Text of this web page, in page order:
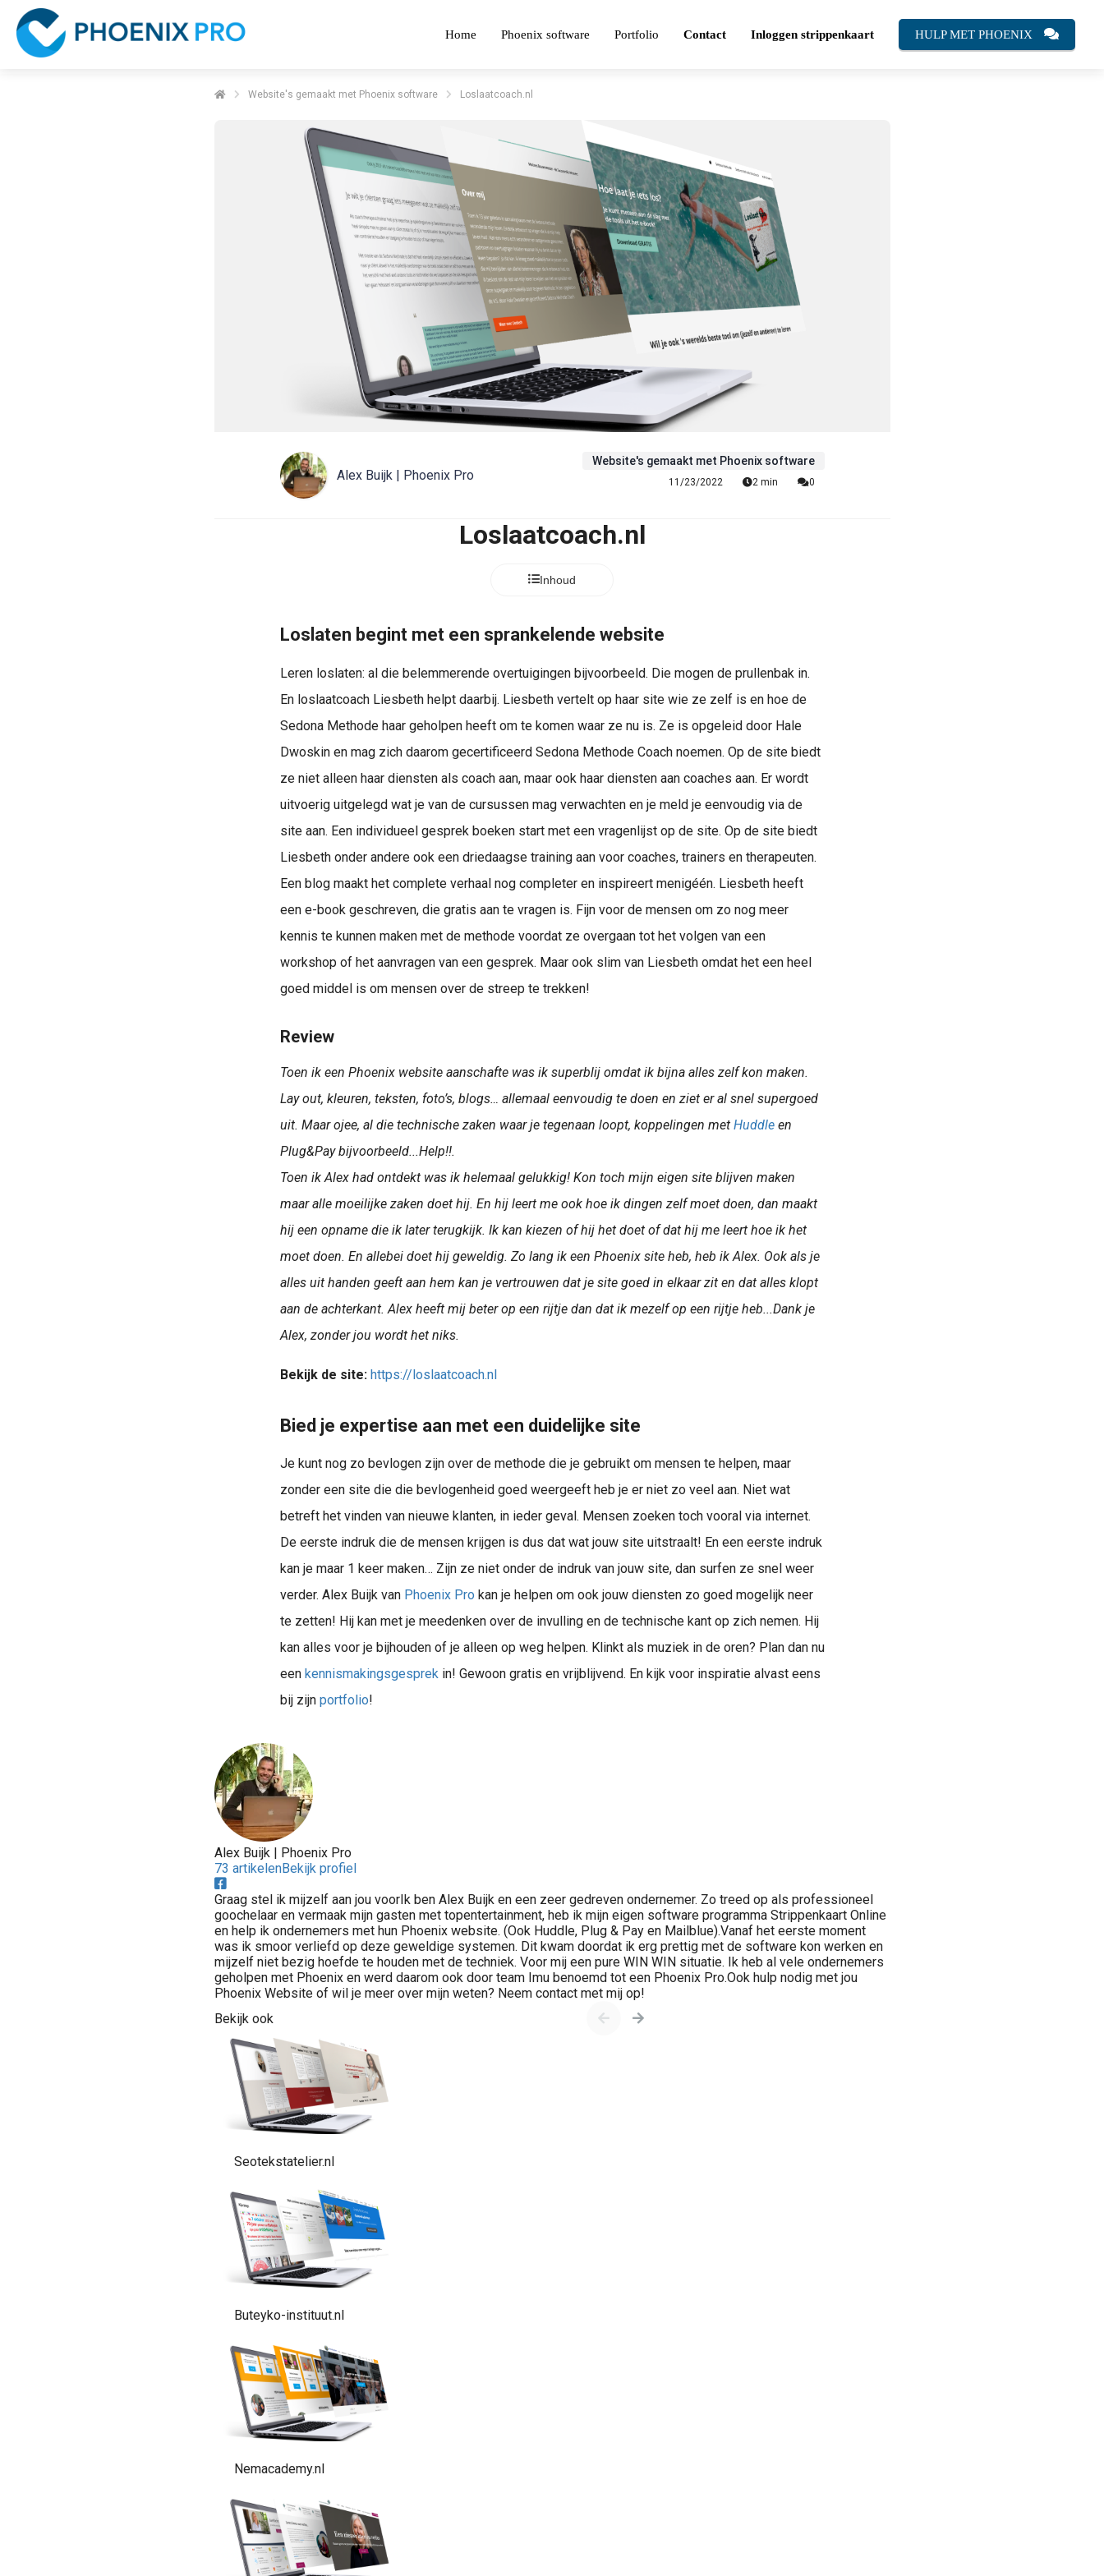
Home Phoenix software Portfolio Contact Inloggen strippenkaart HULP MET PHOENIX
Website's gemaakt met Phoenix software Loslaatcoach.nl
Alex Buijk | Phoenix Pro
Website's gemaakt met Phoenix software
11/23/2022 2 min 0
Loslaatcoach.nl
Inhoud
Loslaten begint met een sprankelende website
Leren loslaten: al die belemmerende overtuigingen bijvoorbeeld. Die mogen de prullenbak in.
En loslaatcoach Liesbeth helpt daarbij. Liesbeth vertelt op haar site wie ze zelf is en hoe de
Sedona Methode haar geholpen heeft om te komen waar ze nu is. Ze is opgeleid door Hale
Dwoskin en mag zich daarom gecertificeerd Sedona Methode Coach noemen. Op de site biedt
ze niet alleen haar diensten als coach aan, maar ook haar diensten aan coaches aan. Er wordt
uitvoerig uitgelegd wat je van de cursussen mag verwachten en je meld je eenvoudig via de
site aan. Een individueel gesprek boeken start met een vragenlijst op de site. Op de site biedt
Liesbeth onder andere ook een driedaagse training aan voor coaches, trainers en therapeuten.
Een blog maakt het complete verhaal nog completer en inspireert menigéén. Liesbeth heeft
een e-book geschreven, die gratis aan te vragen is. Fijn voor de mensen om zo nog meer
kennis te kunnen maken met de methode voordat ze overgaan tot het volgen van een
workshop of het aanvragen van een gesprek. Maar ook slim van Liesbeth omdat het een heel
goed middel is om mensen over de streep te trekken!
Review
Toen ik een Phoenix website aanschafte was ik superblij omdat ik bijna alles zelf kon maken.
Lay out, kleuren, teksten, foto’s, blogs… allemaal eenvoudig te doen en ziet er al snel supergoed
uit. Maar ojee, al die technische zaken waar je tegenaan loopt, koppelingen met Huddleen
Plug&Pay bijvoorbeeld...Help!!.
Toen ik Alex had ontdekt was ik helemaal gelukkig! Kon toch mijn eigen site blijven maken
maar alle moeilijke zaken doet hij. En hij leert me ook hoe ik dingen zelf moet doen, dan maakt
hij een opname die ik later terugkijk. Ik kan kiezen of hij het doet of dat hij me leert hoe ik het
moet doen. En allebei doet hij geweldig. Zo lang ik een Phoenix site heb, heb ik Alex. Ook als je
alles uit handen geeft aan hem kan je vertrouwen dat je site goed in elkaar zit en dat alles klopt
aan de achterkant. Alex heeft mij beter op een rijtje dan dat ik mezelf op een rijtje heb...Dank je
Alex, zonder jou wordt het niks.
Bekijk de site: https://loslaatcoach.nl
Bied je expertise aan met een duidelijke site
Je kunt nog zo bevlogen zijn over de methode die je gebruikt om mensen te helpen, maar
zonder een site die die bevlogenheid goed weergeeft heb je er niet zo veel aan. Niet wat
betreft het vinden van nieuwe klanten, in ieder geval. Mensen zoeken toch vooral via internet.
De eerste indruk die de mensen krijgen is dus dat wat jouw site uitstraalt! En een eerste indruk
kan je maar 1 keer maken… Zijn ze niet onder de indruk van jouw site, dan surfen ze snel weer
verder. Alex Buijk van Phoenix Pro kan je helpen om ook jouw diensten zo goed mogelijk neer
te zetten! Hij kan met je meedenken over de invulling en de technische kant op zich nemen. Hij
kan alles voor je bijhouden of je alleen op weg helpen. Klinkt als muziek in de oren? Plan dan nu
een kennismakingsgesprekin! Gewoon gratis en vrijblijvend. En kijk voor inspiratie alvast eens
bij zijn portfolio!
Alex Buijk | Phoenix Pro
73 artikelenBekijk profiel
Graag stel ik mijzelf aan jou voorIk ben Alex Buijk en een zeer gedreven ondernemer. Zo treed op als professioneel
goochelaar en vermaak mijn gasten met topentertainment, heb ik mijn eigen software programma Strippenkaart Online
en help ik ondernemers met hun Phoenix website. (Ook Huddle, Plug & Pay en Mailblue).Vanaf het eerste moment
was ik smoor verliefd op deze geweldige systemen. Dit kwam doordat ik erg prettig met de software kon werken en
mijzelf niet bezig hoefde te houden met de techniek. Voor mij een pure WIN WIN situatie. Ik heb al vele ondernemers
geholpen met Phoenix en werd daarom ook door team Imu benoemd tot een Phoenix Pro.Ook hulp nodig met jou
Phoenix Website of wil je meer over mijn weten? Neem contact met mij op!
Bekijk ook
Seotekstatelier.nl
Buteyko-instituut.nl
Nemacademy.nl